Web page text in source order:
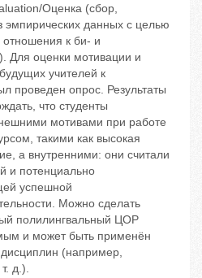
Оценка (сбор,
эмпирических данных с целью
к би- и
Для оценки мотивации и
учителей к
проведен опрос. Результаты
что студенты
мотивами при работе
такими как высокая
а внутренними: они считали
и потенциально
успешной
Можно сделать
полилингвальный ЦОР
и может быть применён
(например,
д.).